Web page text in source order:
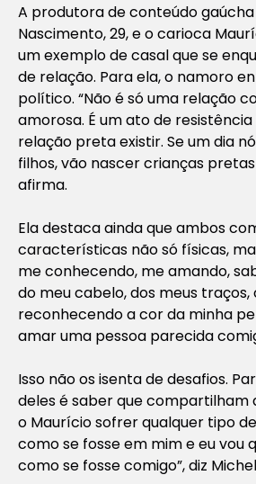
A produtora de conteúdo
Nascimento, 29, e o carioca
um exemplo de casal que se
de relação. Para ela, o namoro
político. “Não é só uma relação
amorosa. É um ato de
relação preta existir. Se um dia
filhos, vão nascer crianças
afirma.
Ela destaca ainda que ambos
características não só físicas,
me conhecendo, me amando,
do meu cabelo, dos meus traços,
reconhecendo a cor da minha
amar uma pessoa parecida
Isso não os isenta de desafios.
deles é saber que compartilham
o Maurício sofrer qualquer tipo
como se fosse em mim e eu vou
como se fosse comigo”, diz